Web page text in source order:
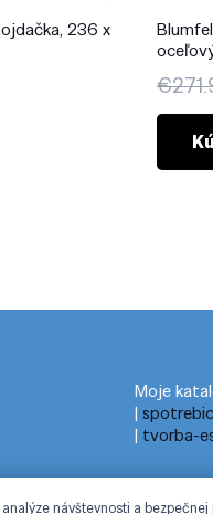
236 x
€
Moje
|
| tvorba-
návštevnosti a